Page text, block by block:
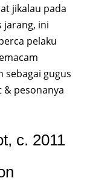
jikalau pada
jarang, ini
pelaku
sebagai gugus
& pesonanya
c. 2011